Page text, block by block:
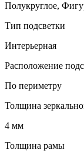
Полукруглое,
Тип подсветки
Интерьерная
Расположение
По периметру
Толщина
4 мм
Толщина рамы